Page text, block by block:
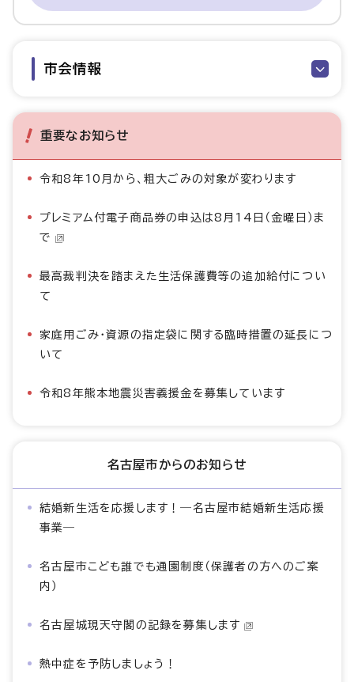
市会情報
重要なお知らせ
令和8年10月から、粗大ごみの対象が変わります
プレミアム付電子商品券の申込は8月14日（金曜日）ま
で
最高裁判決を踏まえた生活保護費等の追加給付につい
て
家庭用ごみ・資源の指定袋に関する臨時措置の延長につ
いて
令和8年熊本地震災害義援金を募集しています
名古屋市からのお知らせ
結婚新生活を応援します！―名古屋市結婚新生活応援
事業―
名古屋市こども誰でも通園制度（保護者の方へのご案
内）
名古屋城現天守閣の記録を募集します
熱中症を予防しましょう！